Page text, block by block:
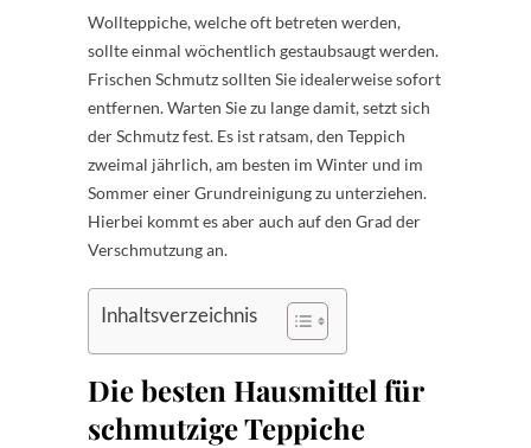
Wollteppiche, welche oft betreten werden,
sollte einmal wöchentlich gestaubsaugt werden.
Frischen Schmutz sollten Sie idealerweise sofort
entfernen. Warten Sie zu lange damit, setzt sich
der Schmutz fest. Es ist ratsam, den Teppich
zweimal jährlich, am besten im Winter und im
Sommer einer Grundreinigung zu unterziehen.
Hierbei kommt es aber auch auf den Grad der
Verschmutzung an.
Inhaltsverzeichnis
Die besten Hausmittel für
schmutzige Teppiche